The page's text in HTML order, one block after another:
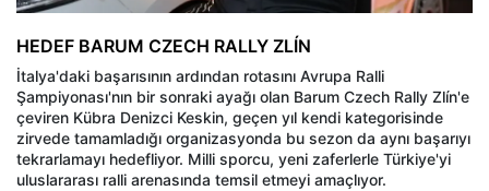
HEDEF BARUM CZECH RALLY ZLÍN
İtalya'daki başarısının ardından rotasını Avrupa Ralli
Şampiyonası'nın bir sonraki ayağı olan Barum Czech Rally Zlín'e
çeviren Kübra Denizci Keskin, geçen yıl kendi kategorisinde
zirvede tamamladığı organizasyonda bu sezon da aynı başarıyı
tekrarlamayı hedefliyor. Milli sporcu, yeni zaferlerle Türkiye'yi
uluslararası ralli arenasında temsil etmeyi amaçlıyor.